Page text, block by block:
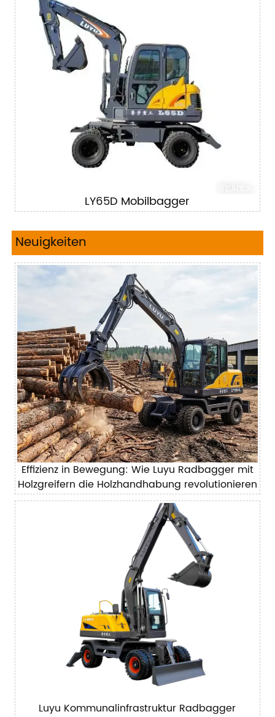
LY65D Mobilbagger
Neuigkeiten
Effizienz in Bewegung: Wie Luyu Radbagger mit
Holzgreifern die Holzhandhabung revolutionieren
Luyu Kommunalinfrastruktur Radbagger